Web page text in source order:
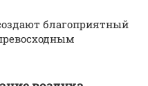
благоприятный